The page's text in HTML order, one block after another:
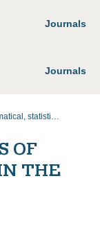
Journals
Journals
Mathematical, statistical and instrumental methods of economics
OF
THE